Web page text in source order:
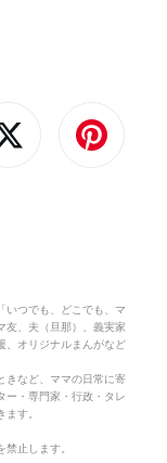
いつでも、どこでも、マ
友、夫（旦那）、義実家
、オリジナルまんがなど
きなど、ママの日常に寄
ー・専門家・行政・タレ
す。
止します。